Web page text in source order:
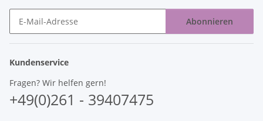
Abonnieren
Kundenservice
Fragen? Wir helfen gern!
+49(0)261 - 39407475